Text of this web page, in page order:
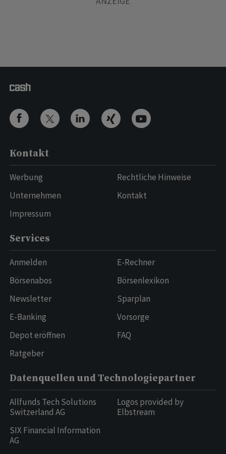
Kontakt
Werbung
Unternehmen
Impressum
Rechtliche Hinweise
Kontakt
Services
Anmelden
Börsenabos
Newsletter
E-Banking
Depot eröffnen
Ratgeber
E-Rechner
Börsenlexikon
Sparplan
Vorsorge
FAQ
Datenquellen und Technologiepartner
Allfunds Tech Solutions
Switzerland AG
SIX Financial Information
AG
Logos provided by
Elbstream